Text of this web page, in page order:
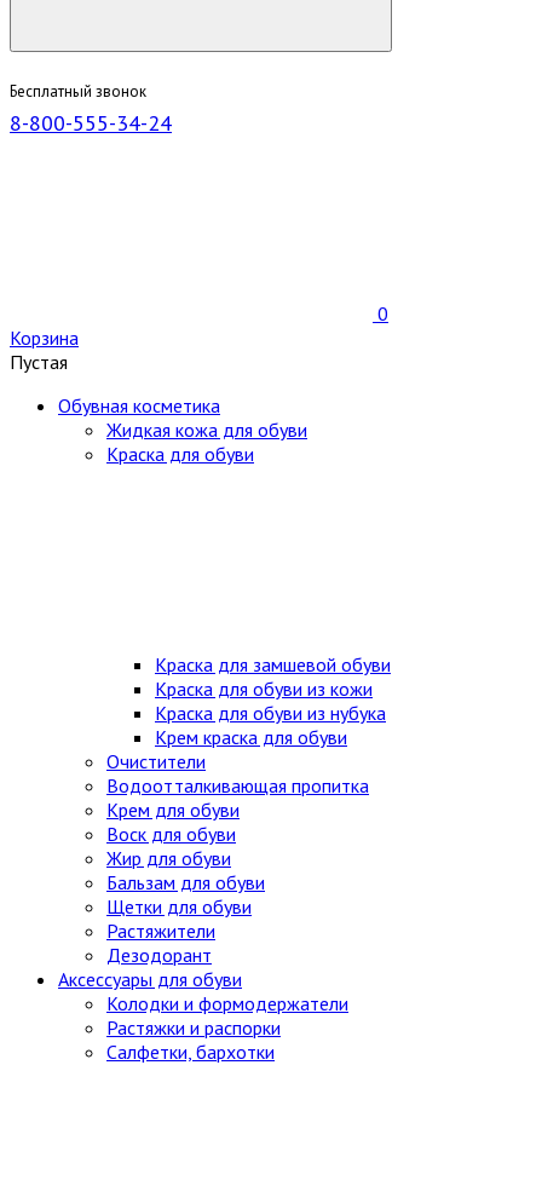
Бесплатный звонок
8-800-555-34-24
0
Корзина
Пустая
Обувная косметика
Жидкая кожа для обуви
Краска для обуви
Краска для замшевой обуви
Краска для обуви из кожи
Краска для обуви из нубука
Крем краска для обуви
Очистители
Водоотталкивающая пропитка
Крем для обуви
Воск для обуви
Жир для обуви
Бальзам для обуви
Щетки для обуви
Растяжители
Дезодорант
Аксессуары для обуви
Колодки и формодержатели
Растяжки и распорки
Салфетки, бархотки